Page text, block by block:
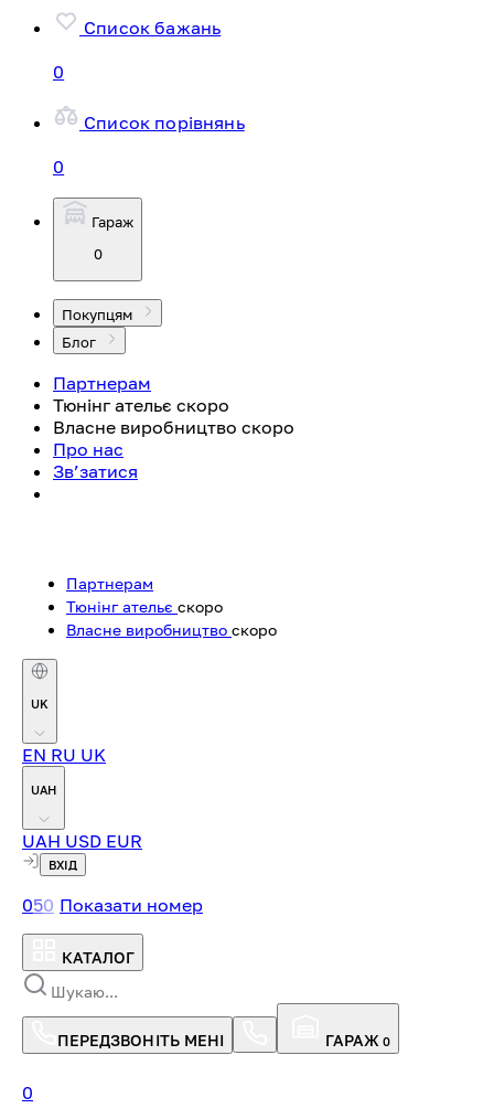
Список бажань
0
Список порівнянь
0
Гараж
0
Покупцям
Блог
Партнерам
Тюнінг ательє скоро
Власне виробництво скоро
Про нас
Зв’затися
Партнерам
Тюнінг ательє скоро
Власне виробництво скоро
UK
EN RU UK
UAH
UAH USD EUR
ВХІД
050 Показати номер
КАТАЛОГ
ПЕРЕДЗВОНІТЬ МЕНІ ГАРАЖ 0
0